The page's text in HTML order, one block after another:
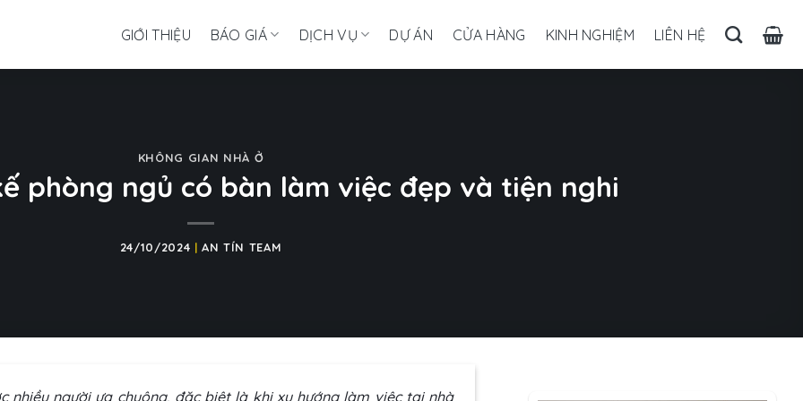
GIỚI THIỆU BÁO GIÁ DỊCH VỤ DỰ ÁN CỬA HÀNG KINH NGHIỆM LIÊN HỆ
KHÔNG GIAN NHÀ Ở
phòng ngủ có bàn làm việc đẹp và tiện nghi
24/10/2024 |AN TÍN TEAM
nhiều người ưa chuộng, đặc biệt là khi xu hướng làm việc tại nhà